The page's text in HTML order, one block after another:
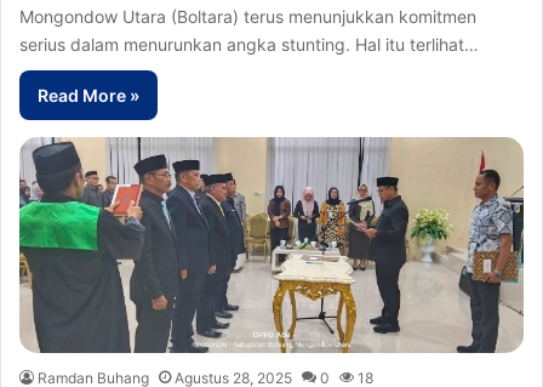
Mongondow Utara (Boltara) terus menunjukkan komitmen
serius dalam menurunkan angka stunting. Hal itu terlihat…
Read More »
Ramdan Buhang Agustus 28, 2025 0 18